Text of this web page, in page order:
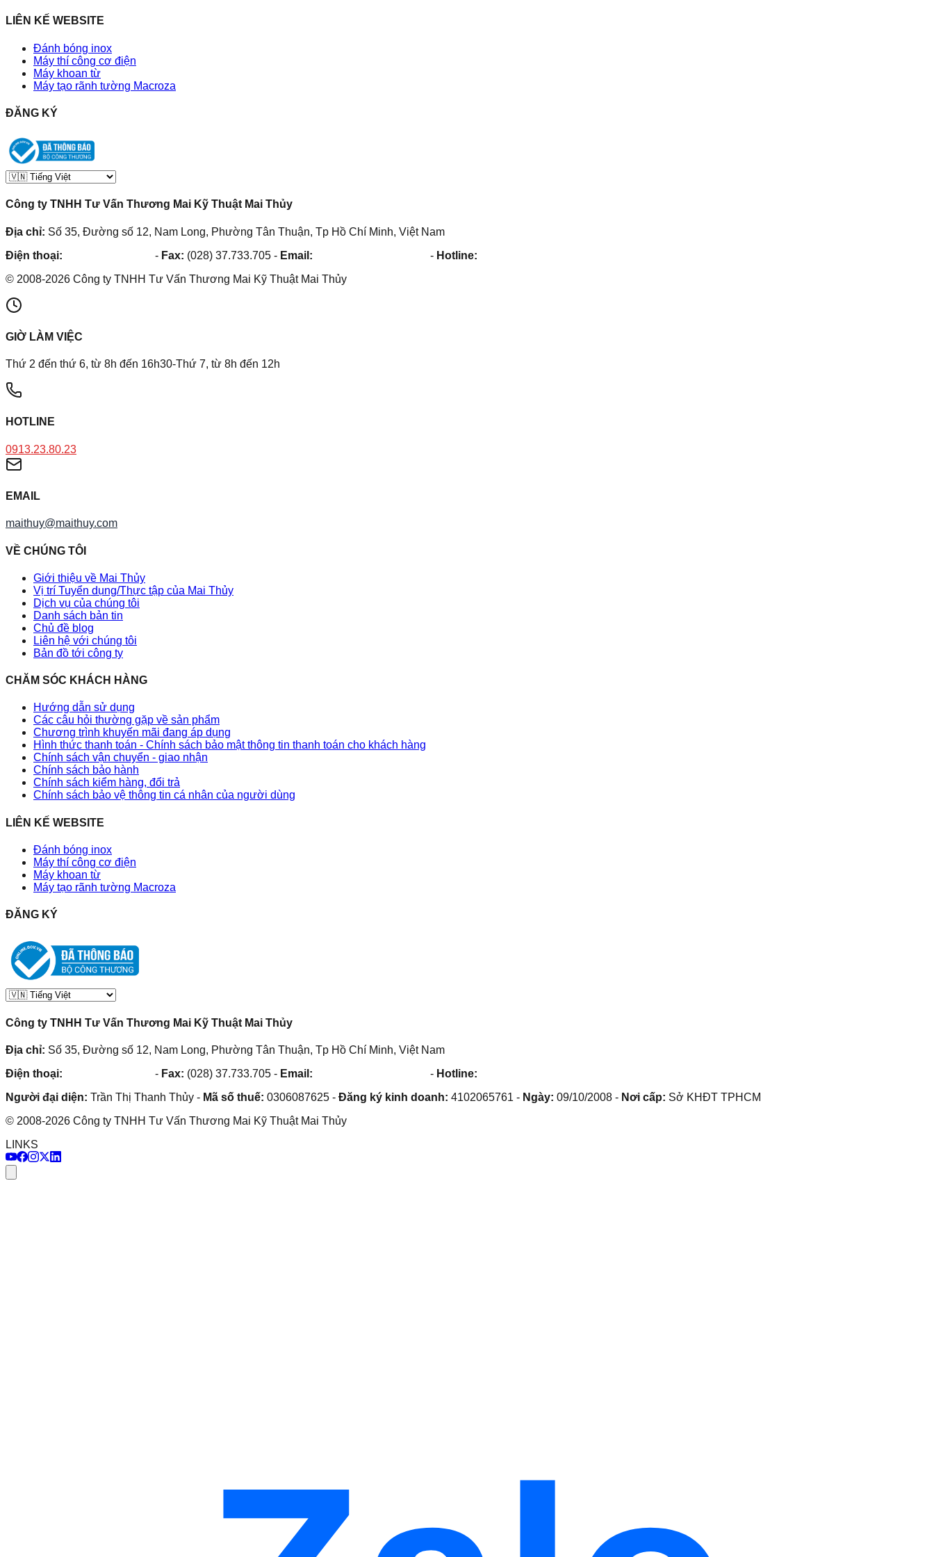
LIÊN KẾ WEBSITE
Đánh bóng inox
Máy thí công cơ điện
Máy khoan từ
Máy tạo rãnh tường Macroza
ĐĂNG KÝ
Công ty TNHH Tư Vấn Thương Mai Kỹ Thuật Mai Thủy
Địa chỉ: Số 35, Đường số 12, Nam Long, Phường Tân Thuận, Tp Hồ Chí Minh, Việt Nam
Điện thoại:
- Fax: (028) 37.733.705 - Email: - Hotline:
© 2008-2026 Công ty TNHH Tư Vấn Thương Mai Kỹ Thuật Mai Thủy
GIỜ LÀM VIỆC
Thứ 2 đến thứ 6, từ 8h đến 16h30-Thứ 7, từ 8h đến 12h
HOTLINE
0913.23.80.23
EMAIL
maithuy@maithuy.com
VỀ CHÚNG TÔI
Giới thiệu về Mai Thủy
Vị trí Tuyển dụng/Thực tập của Mai Thủy
Dịch vụ của chúng tôi
Danh sách bản tin
Chủ đề blog
Liên hệ với chúng tôi
Bản đồ tới công ty
CHĂM SÓC KHÁCH HÀNG
Hướng dẫn sử dụng
Các câu hỏi thường gặp về sản phẩm
Chương trình khuyến mãi đang áp dụng
Hình thức thanh toán - Chính sách bảo mật thông tin thanh toán cho khách hàng
Chính sách vận chuyển - giao nhận
Chính sách bảo hành
Chính sách kiểm hàng, đổi trả
Chính sách bảo vệ thông tin cá nhân của người dùng
LIÊN KẾ WEBSITE
Đánh bóng inox
Máy thí công cơ điện
Máy khoan từ
Máy tạo rãnh tường Macroza
ĐĂNG KÝ
Công ty TNHH Tư Vấn Thương Mai Kỹ Thuật Mai Thủy
Địa chỉ: Số 35, Đường số 12, Nam Long, Phường Tân Thuận, Tp Hồ Chí Minh, Việt Nam
Điện thoại:
- Fax: (028) 37.733.705 - Email: - Hotline:
Người đại diện: Trần Thị Thanh Thủy - Mã số thuế: 0306087625 - Đăng ký kinh doanh: 4102065761 - Ngày: 09/10/2008 - Nơi cấp: Sở KHĐT TPHCM
© 2008-2026 Công ty TNHH Tư Vấn Thương Mai Kỹ Thuật Mai Thủy
LINKS